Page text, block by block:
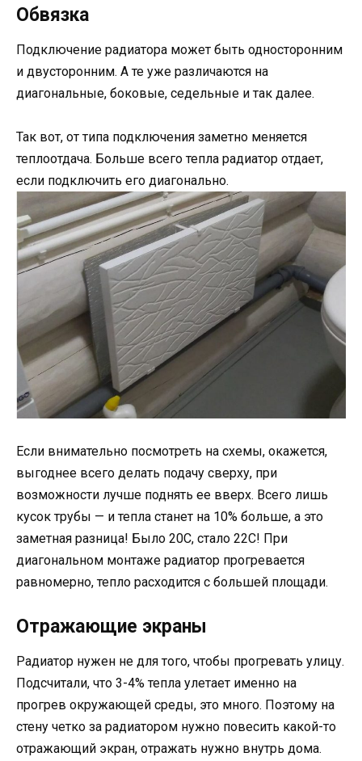
Обвязка
Подключение радиатора может быть односторонним
и двусторонним. А те уже различаются на
диагональные, боковые, седельные и так далее.
Так вот, от типа подключения заметно меняется
теплоотдача. Больше всего тепла радиатор отдает,
если подключить его диагонально.
Если внимательно посмотреть на схемы, окажется,
выгоднее всего делать подачу сверху, при
возможности лучше поднять ее вверх. Всего лишь
кусок трубы — и тепла станет на 10% больше, а это
заметная разница! Было 20С, стало 22С! При
диагональном монтаже радиатор прогревается
равномерно, тепло расходится с большей площади.
Отражающие экраны
Радиатор нужен не для того, чтобы прогревать улицу.
Подсчитали, что 3-4% тепла улетает именно на
прогрев окружающей среды, это много. Поэтому на
стену четко за радиатором нужно повесить какой-то
отражающий экран, отражать нужно внутрь дома.